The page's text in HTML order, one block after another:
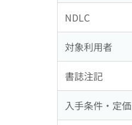
NDLC
対象利用者
書誌注記
入手条件・定価